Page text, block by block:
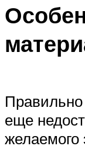
Правильно
еще